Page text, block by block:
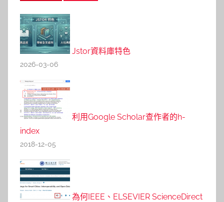
Jstor資料庫特色
2026-03-06
利用Google Scholar查作者的h-
index
2018-12-05
為何IEEE、ELSEVIER ScienceDirect